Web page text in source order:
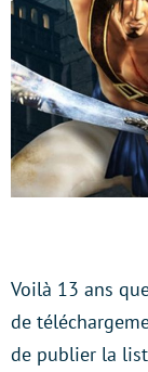
Voilà 13 ans
de
de publier la